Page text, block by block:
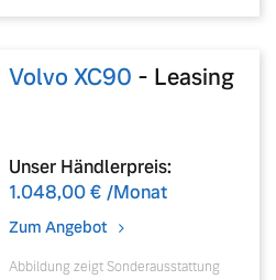
Volvo XC90 - Leasing
Unser Händlerpreis:
1.048,00 € /Monat
Zum Angebot
Abbildung zeigt Sonderausstattung